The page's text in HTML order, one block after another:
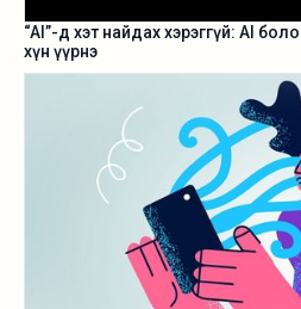
“AI”-д хэт найдах хэрэггүй: AI
хүн үүрнэ